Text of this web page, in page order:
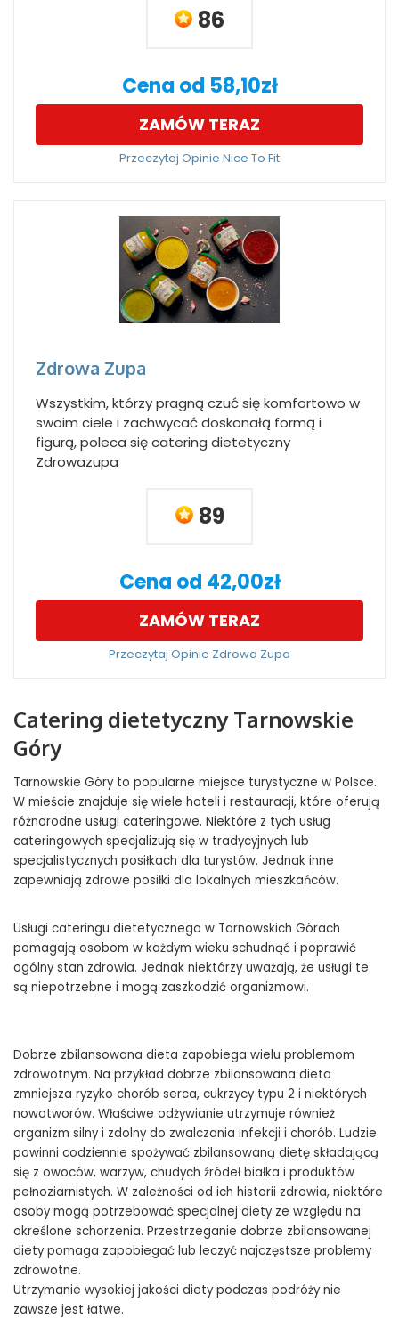
86
Cena od 58,10zł
ZAMÓW TERAZ
Przeczytaj Opinie Nice To Fit
Zdrowa Zupa
Wszystkim, którzy pragną czuć się komfortowo w
swoim ciele i zachwycać doskonałą formą i
figurą, poleca się catering dietetyczny
Zdrowazupa
89
Cena od 42,00zł
ZAMÓW TERAZ
Przeczytaj Opinie Zdrowa Zupa
Catering dietetyczny Tarnowskie
Góry
Tarnowskie Góry to popularne miejsce turystyczne w Polsce.
W mieście znajduje się wiele hoteli i restauracji, które oferują
różnorodne usługi cateringowe. Niektóre z tych usług
cateringowych specjalizują się w tradycyjnych lub
specjalistycznych posiłkach dla turystów. Jednak inne
zapewniają zdrowe posiłki dla lokalnych mieszkańców.
Usługi cateringu dietetycznego w Tarnowskich Górach
pomagają osobom w każdym wieku schudnąć i poprawić
ogólny stan zdrowia. Jednak niektórzy uważają, że usługi te
są niepotrzebne i mogą zaszkodzić organizmowi.
Dobrze zbilansowana dieta zapobiega wielu problemom
zdrowotnym. Na przykład dobrze zbilansowana dieta
zmniejsza ryzyko chorób serca, cukrzycy typu 2 i niektórych
nowotworów. Właściwe odżywianie utrzymuje również
organizm silny i zdolny do zwalczania infekcji i chorób. Ludzie
powinni codziennie spożywać zbilansowaną dietę składającą
się z owoców, warzyw, chudych źródeł białka i produktów
pełnoziarnistych. W zależności od ich historii zdrowia, niektóre
osoby mogą potrzebować specjalnej diety ze względu na
określone schorzenia. Przestrzeganie dobrze zbilansowanej
diety pomaga zapobiegać lub leczyć najczęstsze problemy
zdrowotne.
Utrzymanie wysokiej jakości diety podczas podróży nie
zawsze jest łatwe.